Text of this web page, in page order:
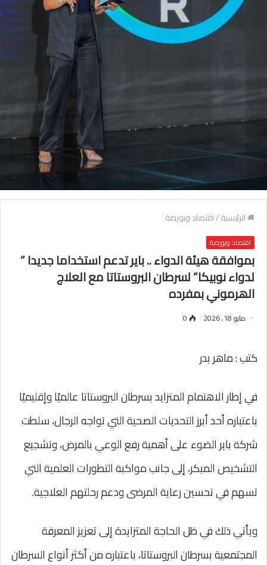
الرئيسية/اقتصاد وبورصة
اقتصاد وبورصة
بموافقة ھیئة الدواء .. بایر تدعم استخداما جدیدا ”
لدواء نوبیكا” لسرطان البروستاتا مع العلاج
الھرموني بمفرده
مايو 18, 2026 0
كتب : ماهر بدر
في إطار الاهتمام المتزايد بسرطان البروستاتا عالميًا وإقليميًا
باعتباره أحد أبرز التحديات الصحية التي تواجه الرجال، سلطت
شركة باير الضوء على أهمية رفع الوعي بالمرض، وتشجيع
التشخيص المبكر، إلى جانب مواكبة التطورات العلمية التي
تسهم في تحسين رعاية المرضى ودعم رحلتهم العلاجية.​
ويأتي ذلك في ظل الحاجة المتزايدة إلى تعزيز المعرفة
المجتمعية بسرطان البروستاتا، باعتباره من أكثر أنواع السرطان